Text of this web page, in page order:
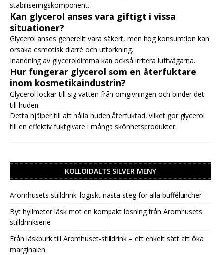
stabiliseringskomponent.
Kan glycerol anses vara giftigt i vissa
situationer?
Glycerol anses generellt vara säkert, men hög konsumtion kan
orsaka osmotisk diarré och uttorkning.
Inandning av glyceroldimma kan också irritera luftvägarna.
Hur fungerar glycerol som en återfuktare
inom kosmetikaindustrin?
Glycerol lockar till sig vatten från omgivningen och binder det
till huden.
Detta hjälper till att hålla huden återfuktad, vilket gör glycerol
till en effektiv fuktgivare i många skönhetsprodukter.
KOLLOIDALTS SILVER MENY
Aromhusets stilldrink: logiskt nästa steg för alla bufféluncher
Byt hyllmeter läsk mot en kompakt lösning från Aromhusets
stilldrinkserie
Från läskburk till Aromhuset-stilldrink – ett enkelt sätt att öka
marginalen